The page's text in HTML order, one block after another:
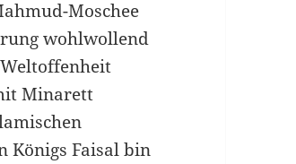
Moschee
wohlwollend
Minarett
Königs Faisal bin